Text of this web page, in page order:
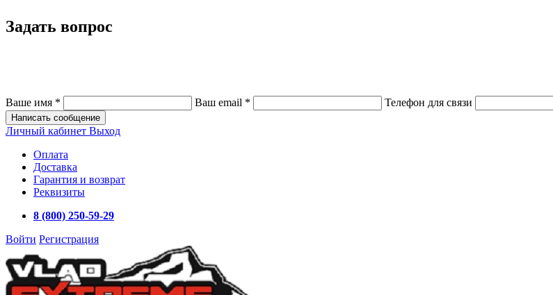
Задать вопрос
Ваше имя * Ваш email * Телефон для связи
Написать сообщение
Личный кабинет Выход
Оплата
Доставка
Гарантия и возврат
Реквизиты
8 (800) 250-59-29
Войти Регистрация